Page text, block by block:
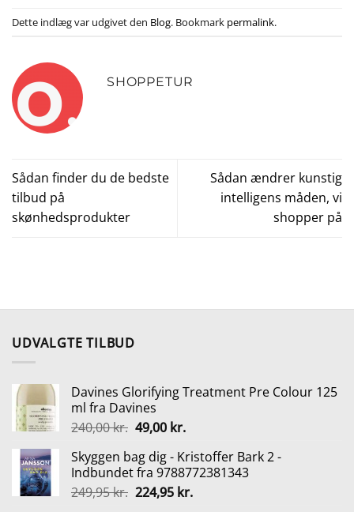
Dette indlæg var udgivet den Blog. Bookmark permalink.
SHOPPETUR
Sådan finder du de bedste
tilbud på
skønhedsprodukter
Sådan ændrer kunstig
intelligens måden, vi
shopper på
UDVALGTE TILBUD
Davines Glorifying Treatment Pre Colour 125
ml fra Davines
240,00kr. Den
pris
var:
240,00 kr..
49,00 kr.Den
pris
er:
49,00 kr..
Skyggen bag dig - Kristoffer Bark 2 -
Indbundet fra 9788772381343
249,95kr. Den
224,95 kr.Den